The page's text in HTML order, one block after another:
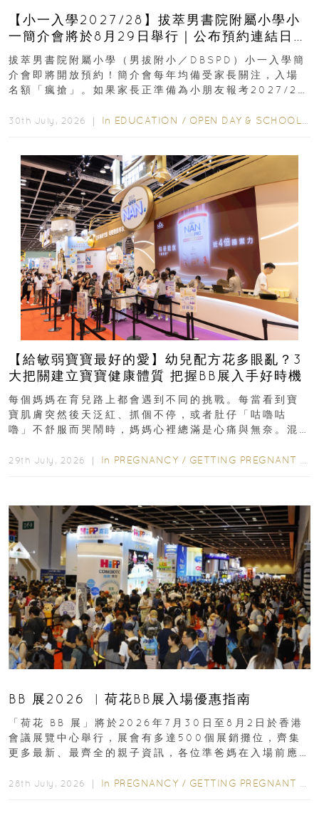
【小一入學2027/28】拔萃男書院附屬小學小
一簡介會將於8月29日舉行｜公布預約連結日期
｜更設有網上重溫
拔萃男書院附屬小學（男拔附小／DBSPD）小一入學簡
介會即將開放預約！簡介會每年均備受家長關注，入場
名額「瘋搶」。如果家長正準備為小朋友報考2027/28
30th July, 2026 ｜ In EDUCATION / OPEN DAY & SCHOOL EVENTS
【給敏弱寶寶最好的愛】幼兒配方花多眼亂？3
大把關建立寶寶健康體質 把握BB展入手好時機
每個媽媽在育兒路上都會遇到不同的挑戰。每當看到寶
寶肌膚突然後天泛紅、抓個不停，或者肚仔「咕嚕咕
嚕」不舒服而哭鬧時，媽媽心裡總滿是心痛與無奈。混
29th July, 2026 ｜ In PREGNANCY / GETTING PREGNANT
BB 展2026 ︳荷花BB展入場優惠指南
「荷花 BB 展」將於2026年7月30日至8月2日於香港
會議展覽中心舉行，展會有多達500個展銷攤位，齊集
更多最新、最齊全的親子資訊，各位準爸媽在入場前應
28th July, 2026 ｜ In PREGNANCY / GETTING PREGNANT